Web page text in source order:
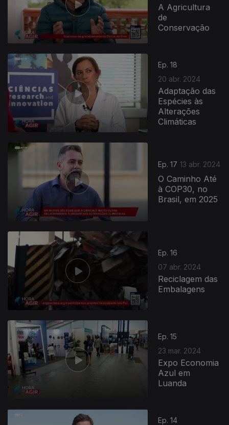
A Agricultura
de
Conservação
Ep. 18
20 abr. 2024
Adaptação das
Espécies às
Alterações
Climáticas
Ep. 17 13 abr. 2024
O Caminho Até
à COP30, no
Brasil, em 2025
Ep. 16
07 abr. 2024
Reciclagem das
Embalagens
Ep. 15
23 mar. 2024
Expo Economia
Azul em
Luanda
Ep. 14